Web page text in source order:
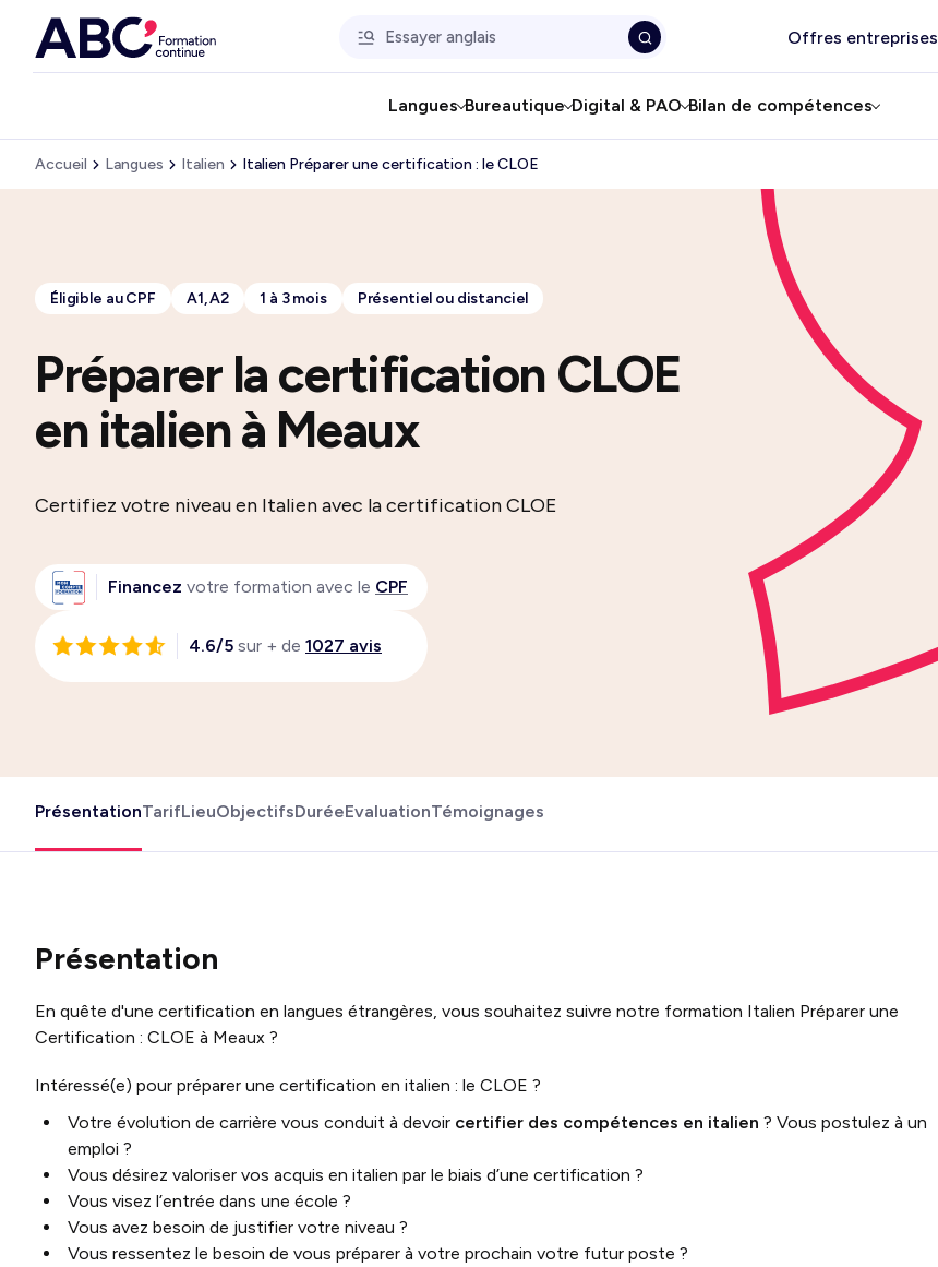
Offres entreprises
Langues Bureautique Digital & PAO Bilan de compétences
Accueil Langues Italien Italien Préparer une certification : le CLOE
Préparer la certification CLOE
en italien à Meaux
Éligible au CPF A1, A2 1 à 3 mois Présentiel ou distanciel
Certifiez votre niveau en Italien avec la certification CLOE
Financez votre formation avec le CPF
4.6/5 sur + de 1027 avis
PrésentationTarifLieuObjectifsDuréeEvaluationTémoignages
Présentation
En quête d'une certification en langues étrangères, vous souhaitez suivre notre formation Italien Préparer une
Certification : CLOE à Meaux ?
Intéressé(e) pour préparer une certification en italien : le CLOE ?
Votre évolution de carrière vous conduit à devoir certifier des compétences en italien ? Vous postulez à un
emploi ?
Vous désirez valoriser vos acquis en italien par le biais d’une certification ?
Vous visez l’entrée dans une école ?
Vous avez besoin de justifier votre niveau ?
Vous ressentez le besoin de vous préparer à votre prochain votre futur poste ?